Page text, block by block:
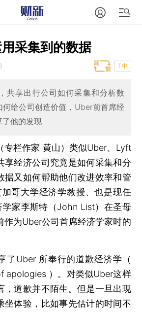
采集到的数据
T中
共享出行公司如何采集和分析数
何给公司创造价值，Uber前首席经
他的发现
专栏作家 黄山 ） 类似Uber、Lyft
享经济公司究竟是如何采集和分
据又如何帮助他们改进效率和管
哥大学经济学教授、也是现任
家李斯特（John List）在圣母
作为Uber公司首席经济学家时的
Uber 所奉行的道歉经济学（
apologies ）。对类似Uber这样
，道歉并不陌生。但是一旦出现
坐体验，比如事先估计的时间不